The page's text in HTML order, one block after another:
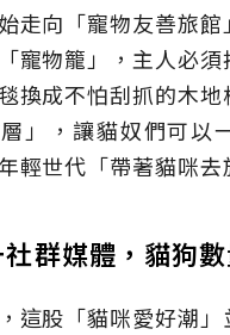
走向「寵物友善旅
寵物籠」，主人必須
換成不怕刮抓的木
」，讓貓奴們可以
輕世代「帶著貓咪去
群媒體，貓狗
這股「貓咪愛好潮